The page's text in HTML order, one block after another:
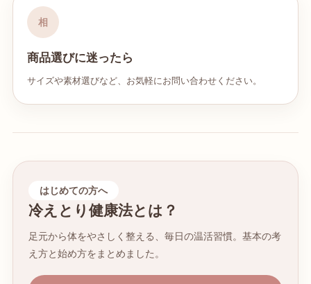
相
商品選びに迷ったら
サイズや素材選びなど、お気軽にお問い合わせください。
はじめての方へ
冷えとり健康法とは？
足元から体をやさしく整える、毎日の温活習慣。基本の考
え方と始め方をまとめました。